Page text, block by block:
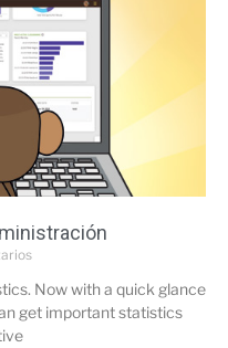
Now with a quick glance
get important statistics